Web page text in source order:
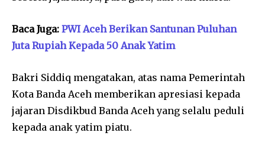
Baca Juga: PWI Aceh Berikan Santunan Puluhan
Juta Rupiah Kepada 50 Anak Yatim
Bakri Siddiq mengatakan, atas nama Pemerintah
Kota Banda Aceh memberikan apresiasi kepada
jajaran Disdikbud Banda Aceh yang selalu peduli
kepada anak yatim piatu.